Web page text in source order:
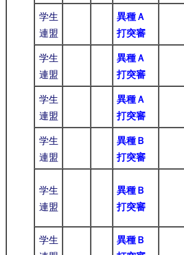
学生
連盟
異種Ａ
打突審
学生
連盟
異種Ａ
打突審
学生
連盟
異種Ａ
打突審
学生
連盟
異種Ｂ
打突審
学生
連盟
異種Ｂ
打突審
学生
異種Ｂ